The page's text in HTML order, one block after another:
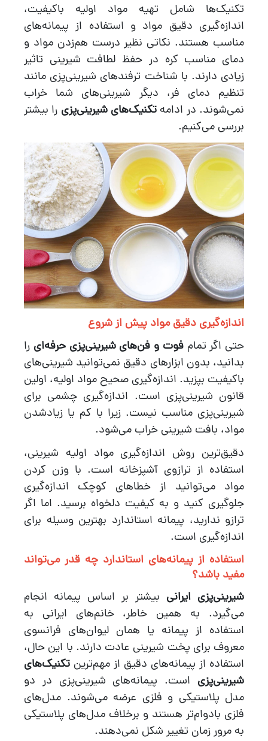
تکنیک‌ها شامل تهیه مواد اولیه باکیفیت،
اندازه‌گیری دقیق مواد و استفاده از پیمانه‌های
مناسب هستند. نکاتی نظیر درست هم‌زدن مواد و
دمای مناسب کره در حفظ لطافت شیرینی تاثیر
زیادی دارند. با شناخت ترفندهای شیرینی‌پزی مانند
تنظیم دمای فر، دیگر شیرینی‌های شما خراب
نمی‌شوند. در ادامه تکنیک‌های شیرینی‌پزی را بیشتر
بررسی می‌کنیم.
اندازه‌گیری دقیق مواد پیش از شروع
حتی اگر تمامفوت و فن‌های شیرینی‌پزی حرفه‌ای را
بدانید، بدون ابزارهای دقیق نمی‌توانید شیرینی‌های
باکیفیت بپزید. اندازه‌گیری صحیح مواد اولیه، اولین
قانون شیرینی‌پزی است. اندازه‌گیری چشمی برای
شیرینی‌پزی مناسب نیست. زیرا با کم یا زیادشدن
مواد، بافت شیرینی خراب می‌شود.
دقیق‌ترین روش اندازه‌گیری مواد اولیه شیرینی،
استفاده از ترازوی آشپزخانه است. با وزن کردن
مواد می‌توانید از خطاهای کوچک اندازه‌گیری
جلوگیری کنید و به کیفیت دلخواه برسید. اما اگر
ترازو ندارید، پیمانه استاندارد بهترین وسیله برای
اندازه‌گیری است.
استفاده از پیمانه‌های استاندارد چه قدر می‌تواند
مفید باشد؟
شیرینی‌پزی ایرانی بیشتر بر اساس پیمانه انجام
می‌گیرد. به همین خاطر، خانم‌های ایرانی به
استفاده از پیمانه یا همان لیوان‌های فرانسوی
معروف برای پخت شیرینی عادت دارند. با این حال،
استفاده از پیمانه‌های دقیق از مهم‌ترین تکنیک‌های
شیرینی‌پزی است. پیمانه‌های شیرینی‌پزی در دو
مدل پلاستیکی و فلزی عرضه می‌شوند. مدل‌های
فلزی بادوام‌تر هستند و برخلاف مدل‌های پلاستیکی
به مرور زمان تغییر شکل نمی‌دهند.